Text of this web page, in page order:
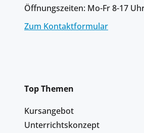
Öffnungszeiten: Mo-Fr 8-17
Zum Kontaktformular
Top Themen
Kursangebot
Unterrichtskonzept